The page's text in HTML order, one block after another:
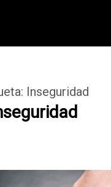
Inseguridad